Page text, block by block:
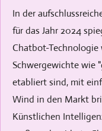
In der
für das Jahr 2024
Chatbot-Technologie
Schwergewichte wie
etabliert sind, mit
Wind in den Markt
Künstlichen